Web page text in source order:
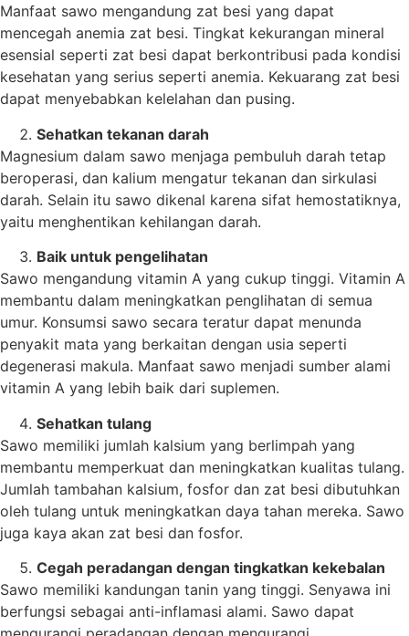
Manfaat sawo mengandung zat besi yang dapat
mencegah anemia zat besi. Tingkat kekurangan mineral
esensial seperti zat besi dapat berkontribusi pada kondisi
kesehatan yang serius seperti anemia. Kekuarang zat besi
dapat menyebabkan kelelahan dan pusing.
Sehatkan tekanan darah
Magnesium dalam sawo menjaga pembuluh darah tetap
beroperasi, dan kalium mengatur tekanan dan sirkulasi
darah. Selain itu sawo dikenal karena sifat hemostatiknya,
yaitu menghentikan kehilangan darah.
Baik untuk pengelihatan
Sawo mengandung vitamin A yang cukup tinggi. Vitamin A
membantu dalam meningkatkan penglihatan di semua
umur. Konsumsi sawo secara teratur dapat menunda
penyakit mata yang berkaitan dengan usia seperti
degenerasi makula. Manfaat sawo menjadi sumber alami
vitamin A yang lebih baik dari suplemen.
Sehatkan tulang
Sawo memiliki jumlah kalsium yang berlimpah yang
membantu memperkuat dan meningkatkan kualitas tulang.
Jumlah tambahan kalsium, fosfor dan zat besi dibutuhkan
oleh tulang untuk meningkatkan daya tahan mereka. Sawo
juga kaya akan zat besi dan fosfor.
Cegah peradangan dengan tingkatkan kekebalan
Sawo memiliki kandungan tanin yang tinggi. Senyawa ini
berfungsi sebagai anti-inflamasi alami. Sawo dapat